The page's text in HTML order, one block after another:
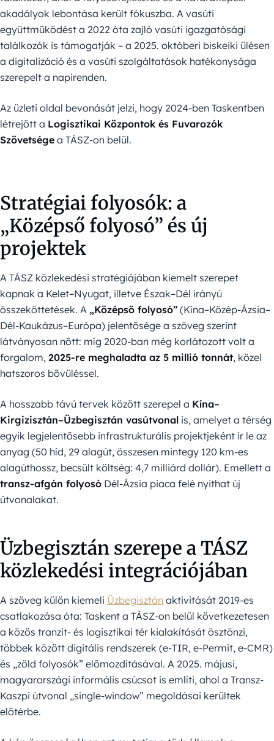
akadályok lebontása került fókuszba. A vasúti
együttműködést a 2022 óta zajló vasúti igazgatósági
találkozók is támogatják – a 2025. októberi biskeiki ülésen
a digitalizáció és a vasúti szolgáltatások hatékonysága
szerepelt a napirenden.
Az üzleti oldal bevonását jelzi, hogy 2024-ben Taskentben
létrejött a Logisztikai Központok és Fuvarozók
Szövetsége a TÁSZ-on belül.
Stratégiai folyosók: a
„Középső folyosó” és új
projektek
A TÁSZ közlekedési stratégiájában kiemelt szerepet
kapnak a Kelet–Nyugat, illetve Észak–Dél irányú
összeköttetések. A „Középső folyosó” (Kína–Közép-Ázsia–
Dél-Kaukázus–Európa) jelentősége a szöveg szerint
látványosan nőtt: míg 2020-ban még korlátozott volt a
forgalom, 2025-re meghaladta az 5 millió tonnát, közel
hatszoros bővüléssel.
A hosszabb távú tervek között szerepel a Kína–
Kirgizisztán–Üzbegisztán vasútvonal is, amelyet a térség
egyik legjelentősebb infrastrukturális projektjeként ír le az
anyag (50 híd, 29 alagút, összesen mintegy 120 km-es
alagúthossz, becsült költség: 4,7 milliárd dollár). Emellett a
transz-afgán folyosó Dél-Ázsia piaca felé nyithat új
útvonalakat.
Üzbegisztán szerepe a TÁSZ
közlekedési integrációjában
A szöveg külön kiemeli Üzbegisztán aktivitását 2019-es
csatlakozása óta: Taskent a TÁSZ-on belül következetesen
a közös tranzit- és logisztikai tér kialakítását ösztönzi,
többek között digitális rendszerek (e-TIR, e-Permit, e-CMR)
és „zöld folyosók” előmozdításával. A 2025. májusi,
magyarországi informális csúcsot is említi, ahol a Transz-
Kaszpi útvonal „single-window” megoldásai kerültek
előtérbe.